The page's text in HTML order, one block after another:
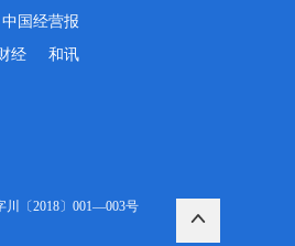
中国经营报
经
和讯
川〔2018〕001—003号